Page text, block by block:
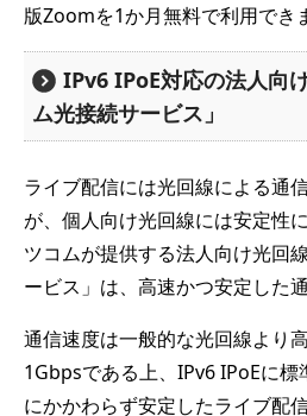
版Zoomを1か月無料で利用でき
IPv6 IPoE対応の法人向
ム光接続サービス」
ライブ配信には光回線による通
が、個人向け光回線には安定性
ツコムが提供する法人向け光回
ービス」は、高速かつ安定した
通信速度は一般的な光回線より
1Gbpsである上、IPv6 IPoEに
にかかわらず安定したライブ配